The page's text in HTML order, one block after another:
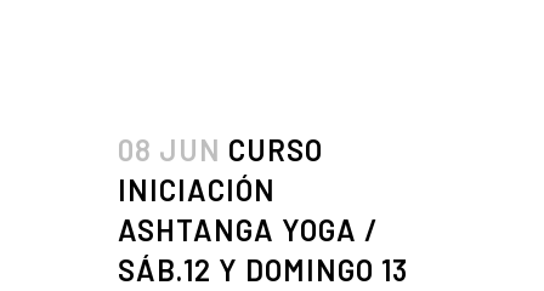
08 JUN CURSO
INICIACIÓN
ASHTANGA YOGA /
SÁB.12 Y DOMINGO 13